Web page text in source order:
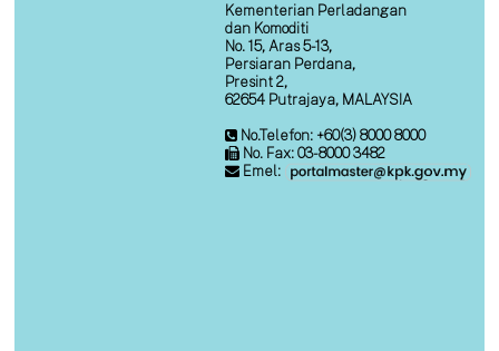
Kementerian Perladangan
dan Komoditi
No. 15, Aras 5-13,
Persiaran Perdana,
Presint 2,
62654 Putrajaya, MALAYSIA
No.Telefon: +60(3) 8000 8000
No. Fax: 03-8000 3482
Emel: